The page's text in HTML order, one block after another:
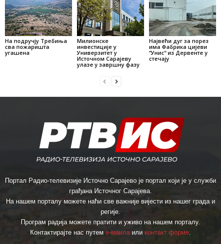
На подручју Требиња
сва пожаришта
угашена
Милионске
инвестиције у
Универзитет у
Источном Сарајеву
улазе у завршну фазу
Највећи дуг за порез
има Фабрика цијеви
“Унис“ из Дервенте у
стечају
Портал Радио-телевизије Источно Сарајево је портал који је у служби
грађана Источног Сарајева.
На нашем порталу можете наћи све важније вијести из нашег града и
регије.
Програм радија можете пратити и уживо на нашем порталу.
Контактирајте нас путем е-маила или контакт форме